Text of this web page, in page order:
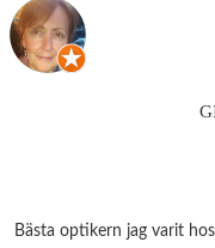
Bästa optikern jag varit